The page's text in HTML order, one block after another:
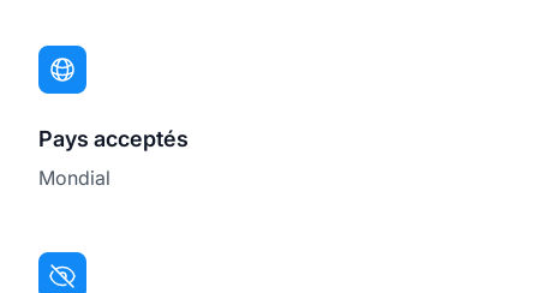
Pays acceptés
Mondial